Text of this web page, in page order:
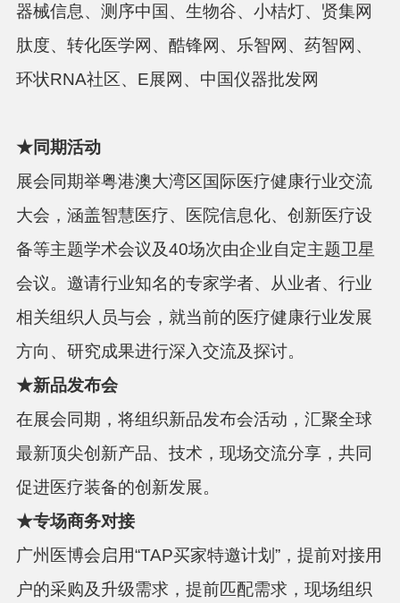
器械信息、测序中国、生物谷、小桔灯、贤集网
肽度、转化医学网、酷锋网、乐智网、药智网、
环状RNA社区、E展网、中国仪器批发网
★同期活动
展会同期举粤港澳大湾区国际医疗健康行业交流
大会，涵盖智慧医疗、医院信息化、创新医疗设
备等主题学术会议及40场次由企业自定主题卫星
会议。邀请行业知名的专家学者、从业者、行业
相关组织人员与会，就当前的医疗健康行业发展
方向、研究成果进行深入交流及探讨。
★新品发布会
在展会同期，将组织新品发布会活动，汇聚全球
最新顶尖创新产品、技术，现场交流分享，共同
促进医疗装备的创新发展。
★专场商务对接
广州医博会启用“TAP买家特邀计划”，提前对接用
户的采购及升级需求，提前匹配需求，现场组织